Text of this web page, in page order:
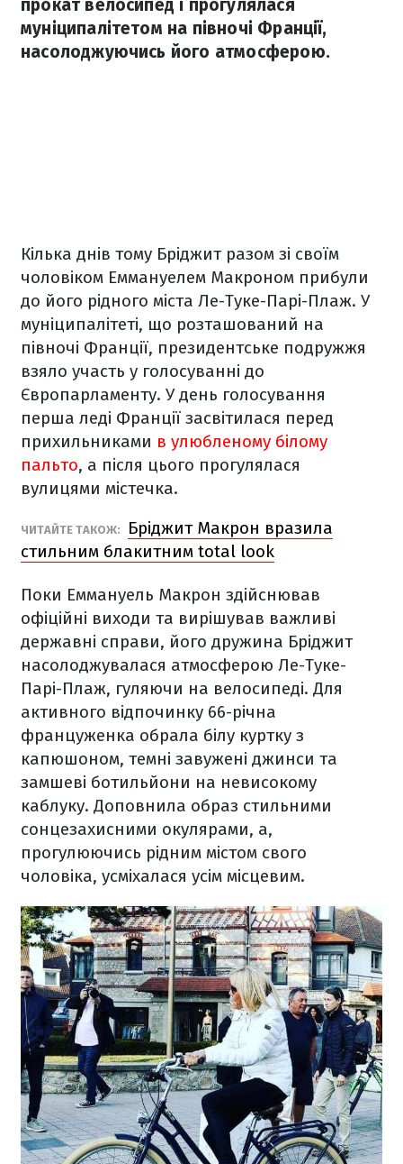
прокат велосипед і прогулялася
муніципалітетом на півночі Франції,
насолоджуючись його атмосферою.
Кілька днів тому Бріджит разом зі своїм
чоловіком Еммануелем Макроном прибули
до його рідного міста Ле-Туке-Парі-Плаж. У
муніципалітеті, що розташований на
півночі Франції, президентське подружжя
взяло участь у голосуванні до
Європарламенту. У день голосування
перша леді Франції засвітилася перед
прихильниками в улюбленому білому
пальто, а після цього прогулялася
вулицями містечка.
ЧИТАЙТЕ ТАКОЖ:
Бріджит Макрон вразила
стильним блакитним total look
Поки Еммануель Макрон здійснював
офіційні виходи та вирішував важливі
державні справи, його дружина Бріджит
насолоджувалася атмосферою Ле-Туке-
Парі-Плаж, гуляючи на велосипеді. Для
активного відпочинку 66-річна
француженка обрала білу куртку з
капюшоном, темні завужені джинси та
замшеві ботильйони на невисокому
каблуку. Доповнила образ стильними
сонцезахисними окулярами, а,
прогулюючись рідним містом свого
чоловіка, усміхалася усім місцевим.